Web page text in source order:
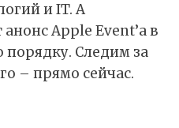
и IT. А
Apple Event’а в
порядку. Следим за
– прямо сейчас.